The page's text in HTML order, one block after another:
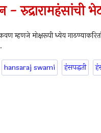
- रुद्रारामहंसांची
म्हणजे मोक्षरूपी ध्येय
hansaraj swami हंसपद्धती